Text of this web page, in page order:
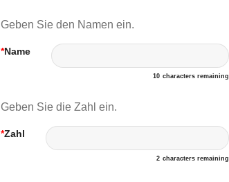
Geben Sie den Namen ein.
*Name
10 characters remaining
Geben Sie die Zahl ein.
*Zahl
2 characters remaining